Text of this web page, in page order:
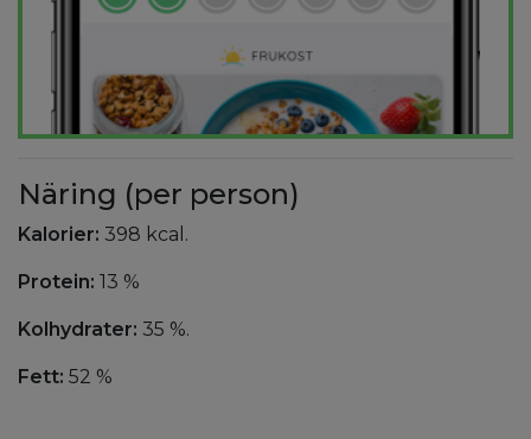
Näring (per person)
Kalorier: 398 kcal.
Protein: 13 %
Kolhydrater: 35 %.
Fett: 52 %